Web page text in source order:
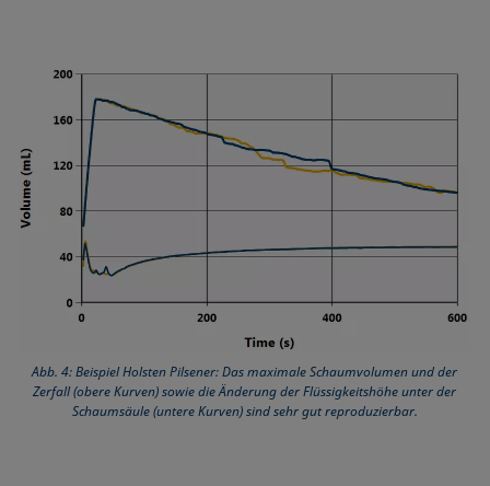
Abb. 4: Beispiel Holsten Pilsener: Das maximale Schaumvolumen und der
Zerfall (obere Kurven) sowie die Änderung der Flüssigkeitshöhe unter der
Schaumsäule (untere Kurven) sind sehr gut reproduzierbar.